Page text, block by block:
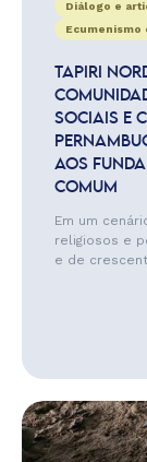
Diálogo e
TAPIRI
SOCIAIS E
AOS
COMUM
Em um
religiosos e
e de